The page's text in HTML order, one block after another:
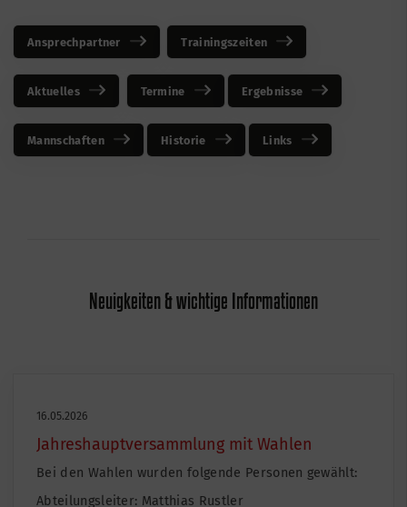
Ansprechpartner Trainingszeiten
Aktuelles Termine Ergebnisse
Mannschaften Historie Links
Neuigkeiten & wichtige Informationen
16.05.2026
Jahreshauptversammlung mit Wahlen
Bei den Wahlen wurden folgende Personen gewählt:
Abteilungsleiter: Matthias Rustler